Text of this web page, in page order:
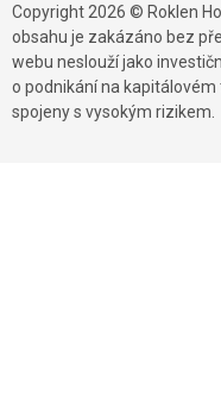
Copyright 2026 © Roklen
obsahu je zakázáno bez
webu neslouží jako
o podnikání na
spojeny s vysokým rizikem.